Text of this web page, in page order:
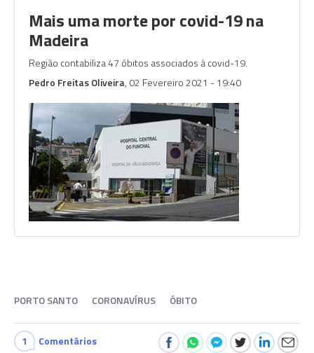
Mais uma morte por covid-19 na
Madeira
Região contabiliza 47 óbitos associados à covid-19.
Pedro Freitas Oliveira, 02 Fevereiro 2021 - 19:40
PORTO SANTO CORONAVÍRUS ÓBITO
1 Comentários